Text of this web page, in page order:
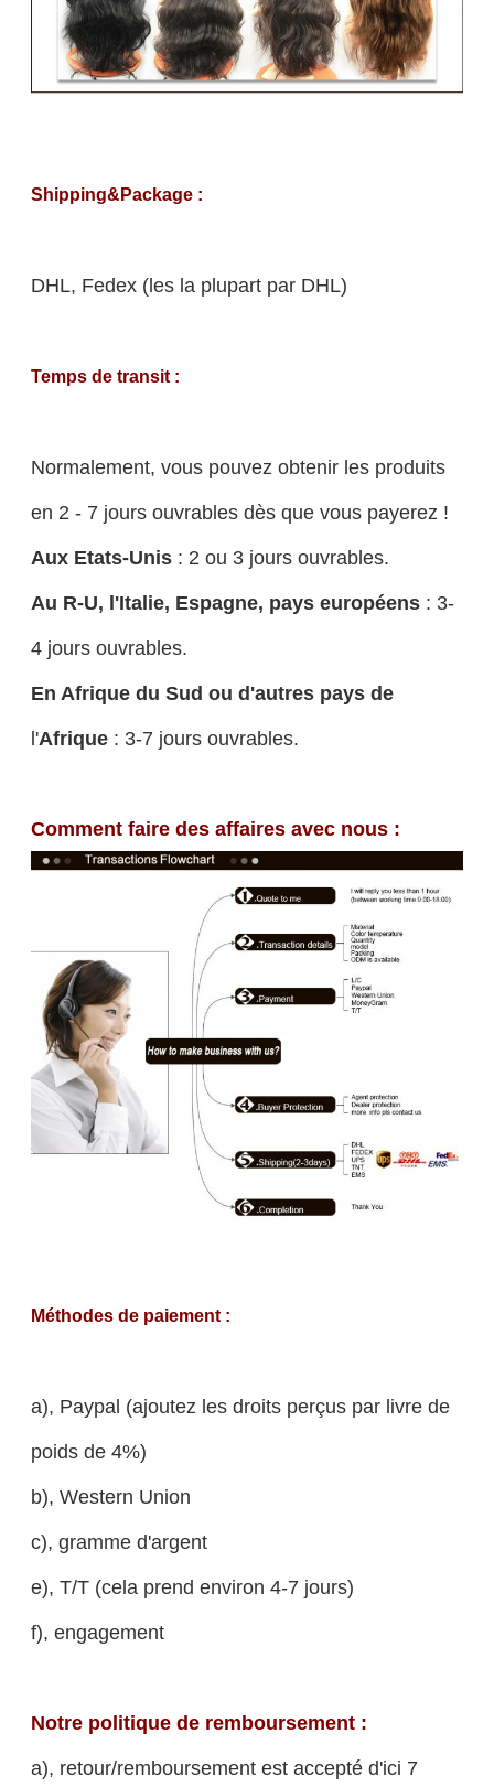
Shipping&Package :
DHL, Fedex (les la plupart par DHL)
Temps de transit :
Normalement, vous pouvez obtenir les produits
en 2 - 7 jours ouvrables dès que vous payerez !
Aux Etats-Unis: 2 ou 3 jours ouvrables.
Au R-U, l'Italie, Espagne, pays européens: 3-
4 jours ouvrables.
En Afrique du Sud ou d'autres pays de
l'Afrique: 3-7 jours ouvrables.
Comment faire des affaires avec nous :
Méthodes de paiement :
a), Paypal (ajoutez les droits perçus par livre de
poids de 4%)
b), Western Union
c), gramme d'argent
e), T/T (cela prend environ 4-7 jours)
f), engagement
Notre politique de remboursement :
a), retour/remboursement est accepté d'ici 7